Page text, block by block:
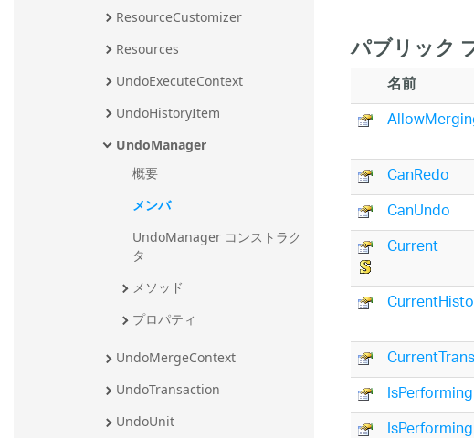
ResourceCustomizer
Resources
UndoExecuteContext
UndoHistoryItem
UndoManager
概要
メンバ
UndoManager コンストラク
タ
メソッド
プロパティ
UndoMergeContext
UndoTransaction
UndoUnit
パブリック
名前
CanRedo
CanUndo
Current